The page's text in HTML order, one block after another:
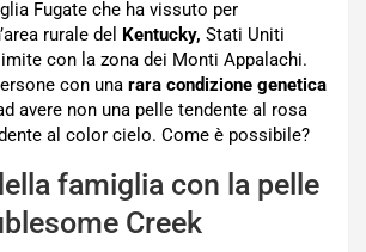
Fugate che ha vissuto per
rurale del Kentucky, Stati Uniti
con la zona dei Monti Appalachi.
con una rara condizione genetica
avere non una pelle tendente al rosa
al color cielo. Come è possibile?
famiglia con la pelle
Creek